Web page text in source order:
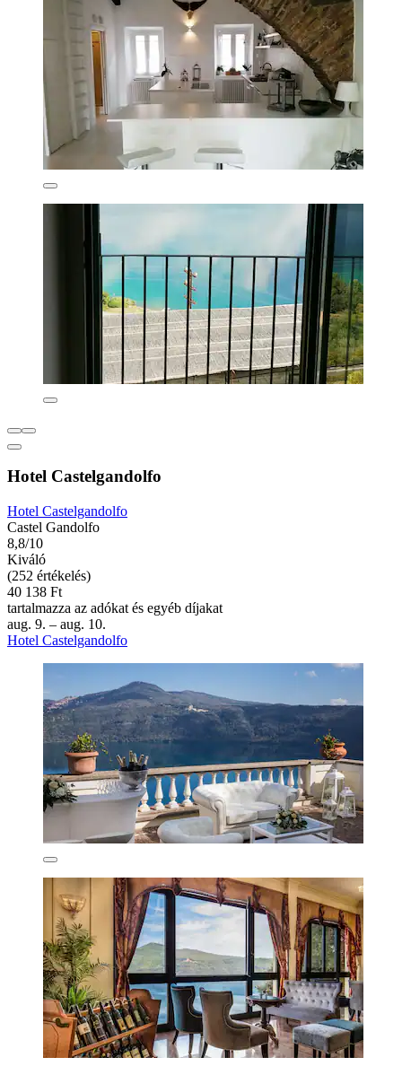
Hotel Castelgandolfo
Hotel Castelgandolfo
Castel Gandolfo
8,8/10
Kiváló
(252 értékelés)
40 138 Ft
tartalmazza az adókat és egyéb díjakat
aug. 9. – aug. 10.
Hotel Castelgandolfo